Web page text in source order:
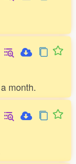
month.